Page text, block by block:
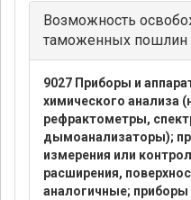
Возможность
таможенных
9027 Приборы и
химического анализа
рефрактометры,
дымоанализаторы);
измерения или
расширения,
аналогичные; приборы